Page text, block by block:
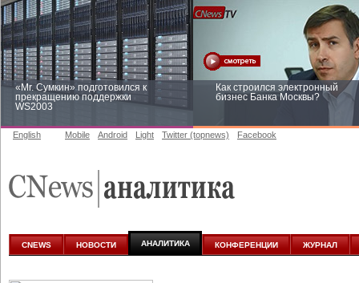
«Mr. Сумкин» подготовился к
прекращению поддержки
WS2003
Как строился электронный
бизнес Банка Москвы?
аналитике
English Mobile Android Light Twitter (topnews) Facebook
CNEWS НОВОСТИ АНАЛИТИКА КОНФЕРЕНЦИИ ЖУРНАЛ